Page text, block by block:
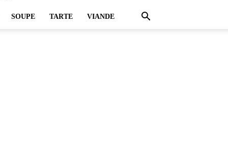
SOUPE TARTE VIANDE